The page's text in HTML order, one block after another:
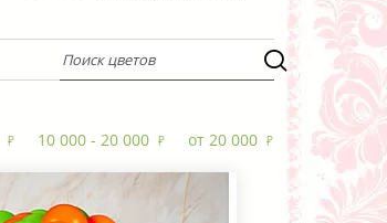
10 000 - 20 000 от 20 000